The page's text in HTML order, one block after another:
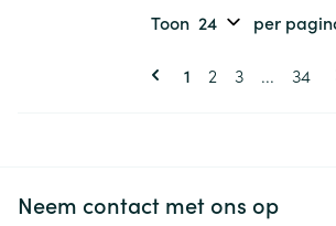
Pagina's
U lees momenteel
1 Pagina
2 Pagina
3 ... 34
Toon per
Neem contact met ons op